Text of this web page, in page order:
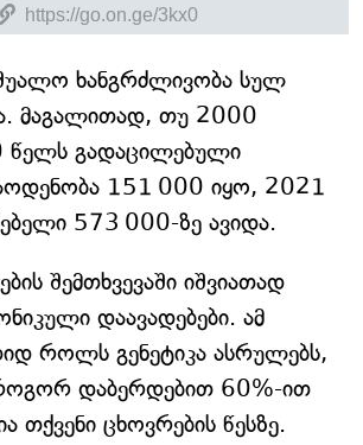
ხანგრძლივობა სულ
მაგალითად, თუ 2000
წელს გადაცილებული
151 000 იყო, 2021
573 000-ზე ავიდა.
შემთხვევაში იშვიათად
დაავადებები. ამ
როლს გენეტიკა ასრულებს,
დაბერდებით 60%-ით
თქვენი ცხოვრების წესზე.